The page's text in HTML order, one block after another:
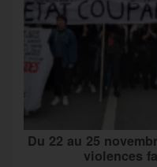
Du 22 au 25
violences